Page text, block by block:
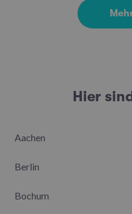
Hier
Aachen
Berlin
Bochum